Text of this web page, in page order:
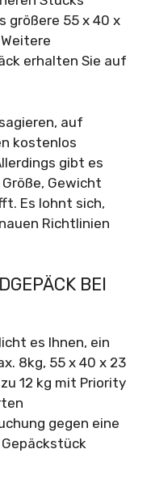
größere 55 x 40 x
erhalten Sie auf
auf
kostenlos
gibt es
Gewicht
Es lohnt sich,
Richtlinien
BEI
es Ihnen, ein
8kg, 55 x 40 x 23
12 kg mit Priority
gegen eine
Gepäckstück